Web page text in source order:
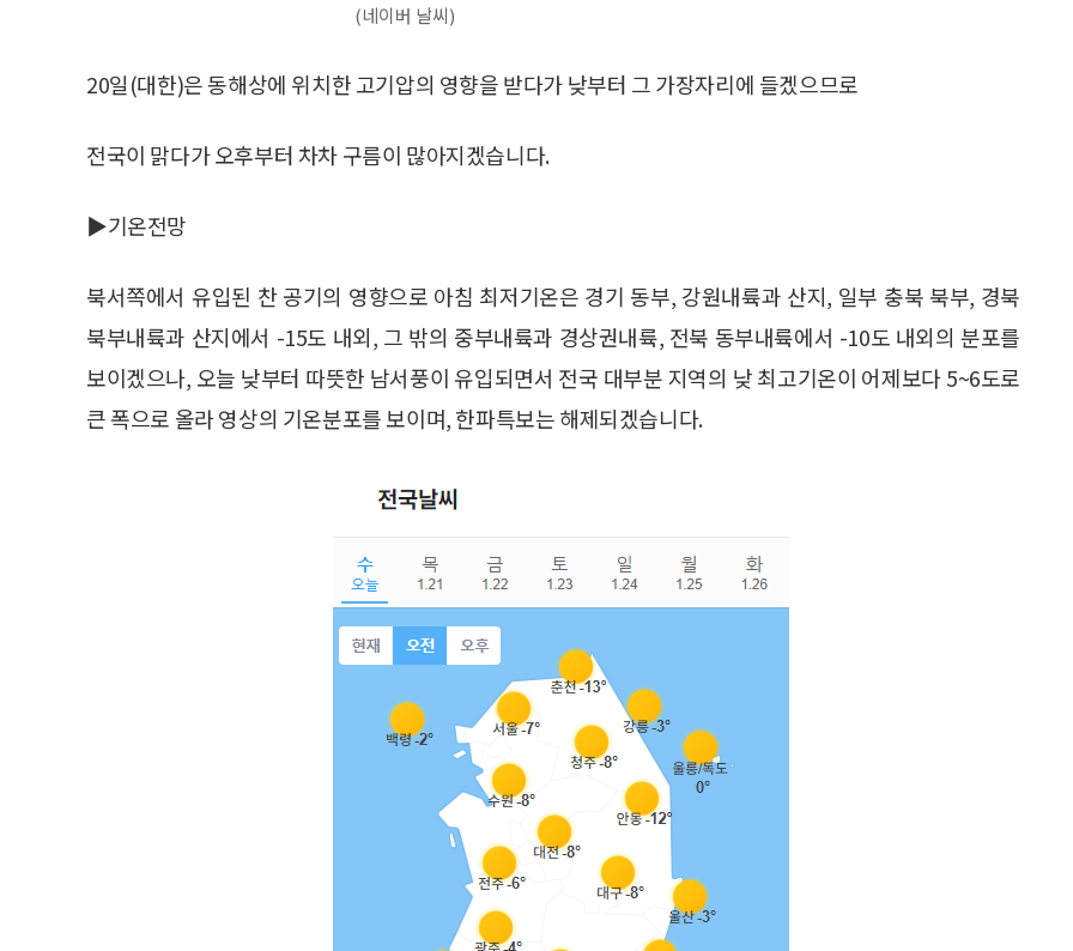
(네이버 날씨)
20일(대한)은 동해상에 위치한 고기압의 영향을 받다가 낮부터 그 가장자리에 들겠으므로
전국이 맑다가 오후부터 차차 구름이 많아지겠습니다.
▶기온전망
북서쪽에서 유입된 찬 공기의 영향으로 아침 최저기온은 경기 동부, 강원내륙과 산지, 일부 충북 북부, 경북
북부내륙과 산지에서 -15도 내외, 그 밖의 중부내륙과 경상권내륙, 전북 동부내륙에서 -10도 내외의 분포를
보이겠으나, 오늘 낮부터 따뜻한 남서풍이 유입되면서 전국 대부분 지역의 낮 최고기온이 어제보다 5~6도로
큰 폭으로 올라 영상의 기온분포를 보이며, 한파특보는 해제되겠습니다.